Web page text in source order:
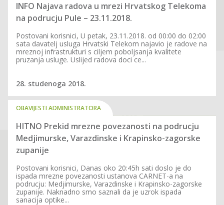
INFO Najava radova u mrezi Hrvatskog Telekoma
na podrucju Pule – 23.11.2018.
Postovani korisnici, U petak, 23.11.2018. od 00:00 do 02:00
sata davatelj usluga Hrvatski Telekom najavio je radove na
mreznoj infrastrukturi s ciljem poboljsanja kvalitete
pruzanja usluge. Uslijed radova doci ce...
28. studenoga 2018.
OBAVIJESTI ADMINISTRATORA
HITNO Prekid mrezne povezanosti na podrucju
Medjimurske, Varazdinske i Krapinsko-zagorske
zupanije
Postovani korisnici, Danas oko 20:45h sati doslo je do
ispada mrezne povezanosti ustanova CARNET-a na
podrucju: Medjimurske, Varazdinske i Krapinsko-zagorske
zupanije. Naknadno smo saznali da je uzrok ispada
sanacija optike...